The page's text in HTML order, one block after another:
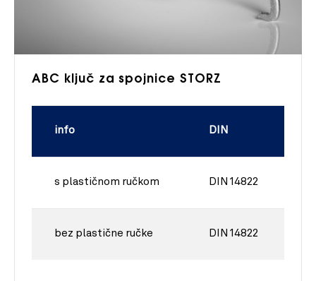
ABC ključ za spojnice STORZ
info DIN
s plastičnom ručkom DIN 14822
bez plastične ručke DIN 14822